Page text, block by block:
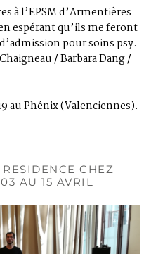
à l’EPSM d’Armentières
espérant qu’ils me feront
pour soins psy.
/ Barbara Dang /
au Phénix (Valenciennes).
CHEZ
AU 15 AVRIL